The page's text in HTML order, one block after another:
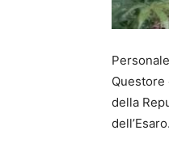
Questore
della
dell’Esaro.